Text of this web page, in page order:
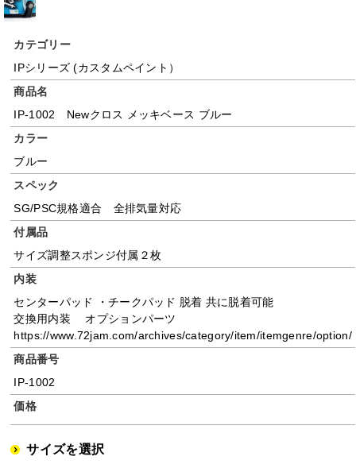
カテゴリー
IPシリーズ (カスタムペイント）
商品名
IP-1002 Newクロス メッキベース ブルー
カラー
ブルー
スペック
SG/PSC規格適合 全排気量対応
付属品
サイズ調整スポンジ付属２枚
内装
センターパッド ・チークパッド 脱着 共に脱着可能
交換用内装 オプションパーツ
https://www.72jam.com/archives/category/item/itemgenre/option/
商品番号
IP-1002
価格
サイズを選択